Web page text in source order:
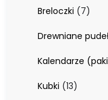
Breloczki
77
Drewniane
Kalendarze
Kubki 1313